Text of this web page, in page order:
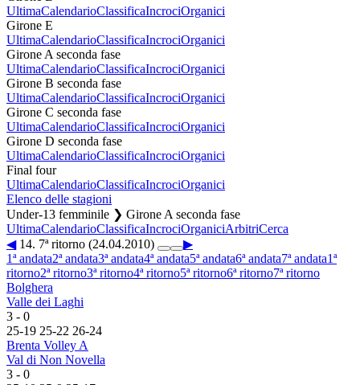
UltimaCalendarioClassificaIncrociOrganici
Girone E
UltimaCalendarioClassificaIncrociOrganici
Girone A seconda fase
UltimaCalendarioClassificaIncrociOrganici
Girone B seconda fase
UltimaCalendarioClassificaIncrociOrganici
Girone C seconda fase
UltimaCalendarioClassificaIncrociOrganici
Girone D seconda fase
UltimaCalendarioClassificaIncrociOrganici
Final four
UltimaCalendarioClassificaIncrociOrganici
Elenco delle stagioni
Under-13 femminile ❯ Girone A seconda fase
UltimaCalendarioClassificaIncrociOrganiciArbitriCerca
◀14. 7ª ritorno (24.04.2010)
▶
1ª andata2ª andata3ª andata4ª andata5ª andata6ª andata7ª andata1ª
ritorno2ª ritorno3ª ritorno4ª ritorno5ª ritorno6ª ritorno7ª ritorno
Bolghera
Valle dei Laghi
3 - 0
25-19 25-22 26-24
Brenta Volley A
Val di Non Novella
3 - 0